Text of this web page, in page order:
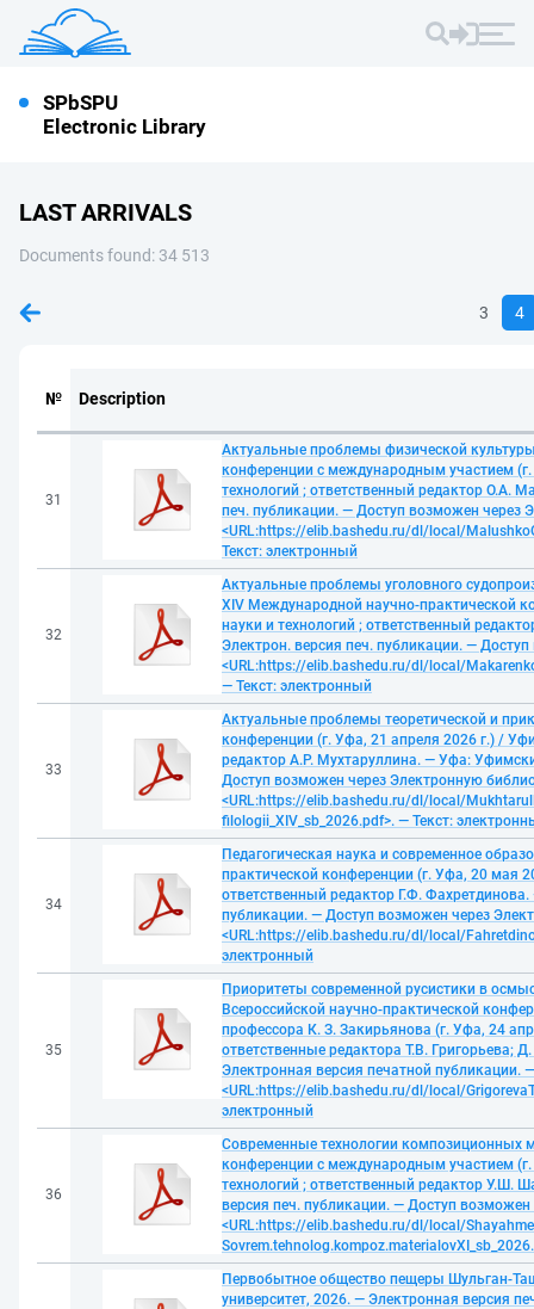
SPbSPU
Electronic Library
LAST ARRIVALS
Documents found: 34 513
3 4
№ Description
31
Актуальные проблемы физической
конференции с международным участием
технологий ; ответственный редактор О.А.
печ. публикации. — Доступ возможен через
<URL:https://elib.bashedu.ru/dl/local/
Текст: электронный
32
Актуальные проблемы уголовного
XIV Международной научно-практической
науки и технологий ; ответственный
Электрон. версия печ. публикации. —
<URL:https://elib.bashedu.ru/dl/local/
— Текст: электронный
33
Актуальные проблемы теоретической и
конференции (г. Уфа, 21 апреля 2026 г.) /
редактор А.Р. Мухтаруллина. — Уфа:
Доступ возможен через Электронную
<URL:https://elib.bashedu.ru/dl/local/
filologii_ХIV_sb_2026.pdf>. — Текст:
34
Педагогическая наука и современное
практической конференции (г. Уфа, 20 мая
ответственный редактор Г.Ф.
публикации. — Доступ возможен через
<URL:https://elib.bashedu.ru/dl/local/
электронный
35
Приоритеты современной русистики в
Всероссийской научно-практической
профессора К. З. Закирьянова (г. Уфа, 24
ответственные редактора Т.В.
Электронная версия печатной
<URL:https://elib.bashedu.ru/dl/local/
электронный
36
Современные технологии композиционных
конференции с международным участием
технологий ; ответственный редактор У.Ш.
версия печ. публикации. — Доступ
<URL:https://elib.bashedu.ru/dl/local/
Первобытное общество пещеры Шульган-
университет, 2026. — Электронная версия